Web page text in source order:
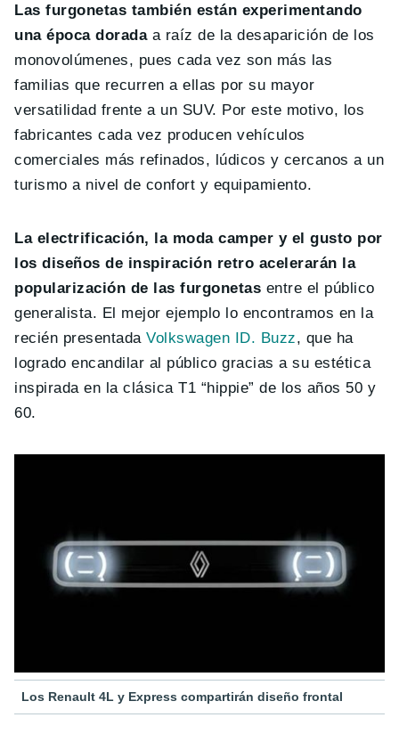
Las furgonetas también están experimentando
una época doradaa raíz de la desaparición de los
monovolúmenes, pues cada vez son más las
familias que recurren a ellas por su mayor
versatilidad frente a un SUV. Por este motivo, los
fabricantes cada vez producen vehículos
comerciales más refinados, lúdicos y cercanos a un
turismo a nivel de confort y equipamiento.
La electrificación, la moda camper y el gusto por
los diseños de inspiración retro acelerarán la
popularización de las furgonetas entre el público
generalista. El mejor ejemplo lo encontramos en la
recién presentadaVolkswagen ID. Buzz, que ha
logrado encandilar al público gracias a su estética
inspirada en la clásica T1 “hippie” de los años 50 y
60.
Los Renault 4L y Express compartirán diseño frontal